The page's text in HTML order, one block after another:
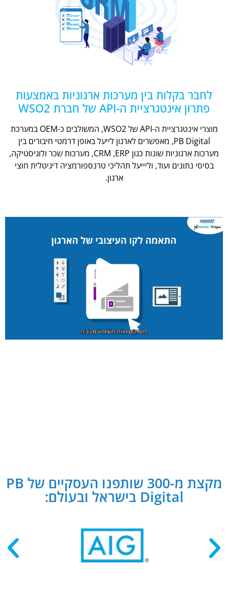
לחבר בקלות בין מערכות ארגוניות באמצעות
פתרון אינטגרציית ה-API של חברת WSO2
מוצרי אינטגרציית ה-API של WSO2, המשולבים כ-OEM במערכת
PB Digital, מאפשרים לארגון לייעל באופן דרמטי חיבורים בין
מערכות ארגוניות שונות כגון CRM ,ERP, מערכות שכר ולוגיסטיקה,
בסיסי נתונים ועוד, וליייעל תהליכי טרנספורמציה דיגיטלית חוצי
ארגון.
מקצת מ-300 שותפנו העסקיים של PB
Digital בישראל ובעולם: